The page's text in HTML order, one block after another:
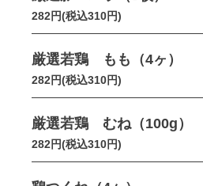
282円(税込310円)
厳選若鶏 もも（4ヶ）
282円(税込310円)
厳選若鶏 むね（100g）
282円(税込310円)